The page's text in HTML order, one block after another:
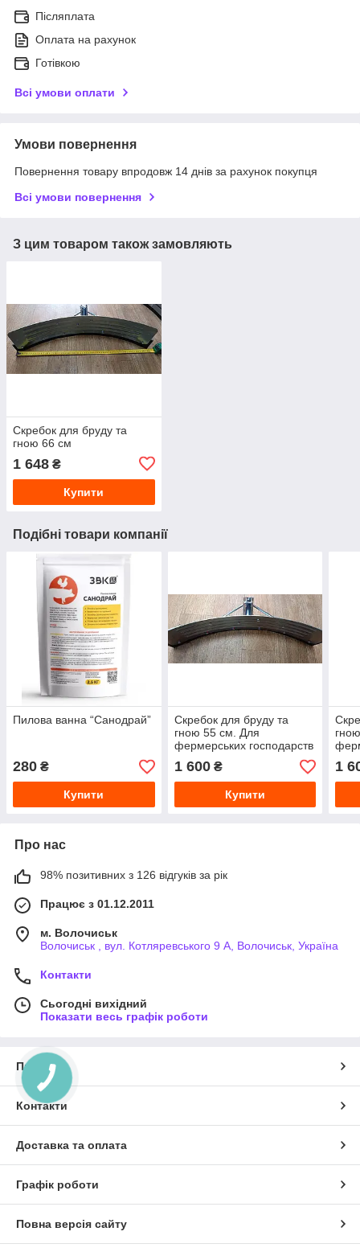
Післяплата
Оплата на рахунок
Готівкою
Всі умови оплати
Умови повернення
Повернення товару впродовж 14 днів за рахунок покупця
Всі умови повернення
З цим товаром також замовляють
Cкребок для бруду та
гною 66 см
1 648 ₴
Купити
Подібні товари компанії
Пилова ванна “Санодрай”
280 ₴
Купити
Cкребок для бруду та
гною 55 см. Для
фермерських господарств
1 600₴
Купити
1
Про нас
98% позитивних з 126 відгуків за рік
Працює з 01.12.2011
м. Волочиськ
Волочиськ , вул. Котляревського 9 А, Волочиськ, Україна
Контакти
Сьогодні вихідний
Показати весь графік роботи
Про нас
Контакти
Доставка та оплата
Графік роботи
Повна версія сайту